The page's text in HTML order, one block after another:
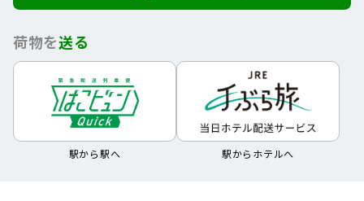
荷物を送る
駅から駅へ 駅からホテルへ